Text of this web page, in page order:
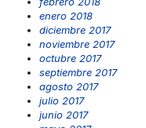
enero 2018
diciembre 2017
noviembre 2017
octubre 2017
septiembre 2017
agosto 2017
julio 2017
junio 2017